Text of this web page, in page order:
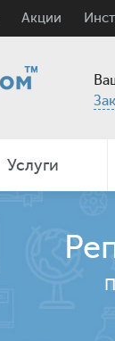
Акции
Услуги